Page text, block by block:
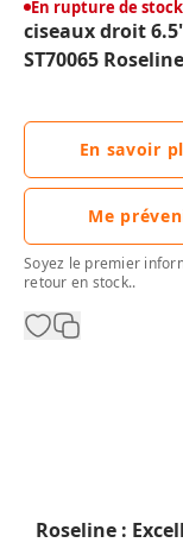
En rupture de stock
ciseaux droit
ST70065
du chien
En savoir
Me
Soyez le premier
retour en stock..
Roseline :